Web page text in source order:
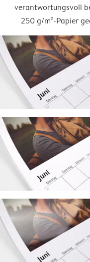
verantwortungsvoll
250 g/m²-Papier